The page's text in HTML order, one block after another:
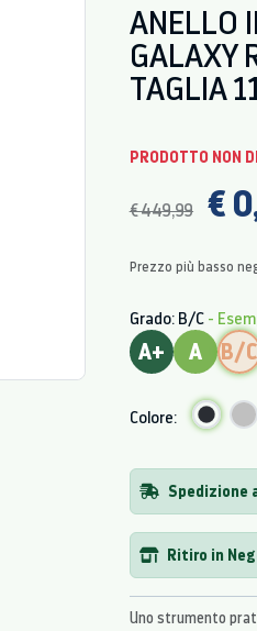
ANELLO
GALAXY
TAGLIA
PRODOTTO NON
€ 449,99 €
Prezzo più basso
Grado: B/C -
A+ A B/C
Colore:
Spedizione
Ritiro in
Uno strumento